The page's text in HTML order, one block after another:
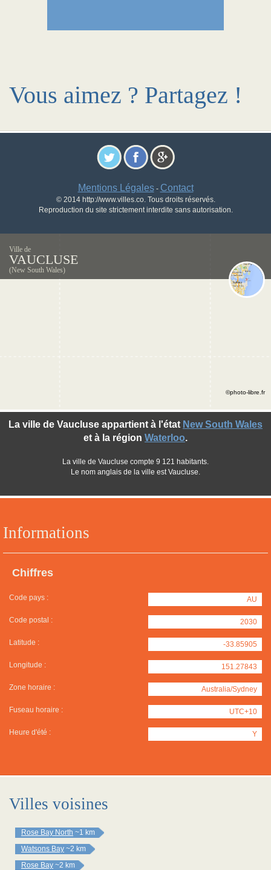
Vous aimez ? Partagez !
Mentions Légales- Contact
© 2014 http://www.villes.co. Tous droits réservés.
Reproduction du site strictement interdite sans autorisation.
Ville de
VAUCLUSE
(New South Wales)
Informations
Chiffres
Code pays : AU
Code postal : 2030
Latitude : -33.85905
Longitude : 151.27843
Zone horaire : Australia/Sydney
Fuseau horaire : UTC+10
Heure d'été : Y
La ville de Vaucluse appartient à l'état New South Wales
et à la région Waterloo.
La ville de Vaucluse compte 9 121 habitants.
Le nom anglais de la ville est Vaucluse.
©photo-libre.fr
Villes voisines
Rose Bay North ~1 km
Watsons Bay ~2 km
Rose Bay ~2 km